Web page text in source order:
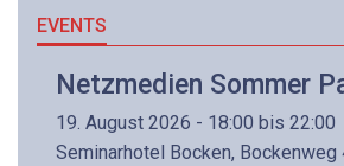
EVENTS
Netzmedien Sommer
19. August 2026 - 18:00 bis 22:00
Seminarhotel Bocken, Bockenweg